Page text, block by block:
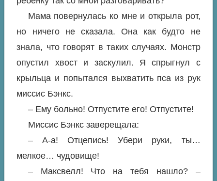
Мама повернулась ко мне и открыла рот,
но ничего не сказала. Она как будто не
знала, что говорят в таких случаях. Монстр
опустил хвост и заскулил. Я спрыгнул с
крыльца и попытался выхватить пса из рук
миссис Бэнкс.
– Ему больно! Отпустите его! Отпустите!
Миссис Бэнкс заверещала:
– А-а! Отцепись! Убери руки, ты…
мелкое… чудовище!
– Максвелл! Что на тебя нашло? –